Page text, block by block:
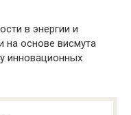
в энергии и
на основе висмута
инновационных